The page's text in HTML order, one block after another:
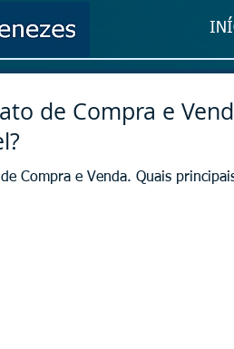
de Compra e
Compra e Venda. Quais